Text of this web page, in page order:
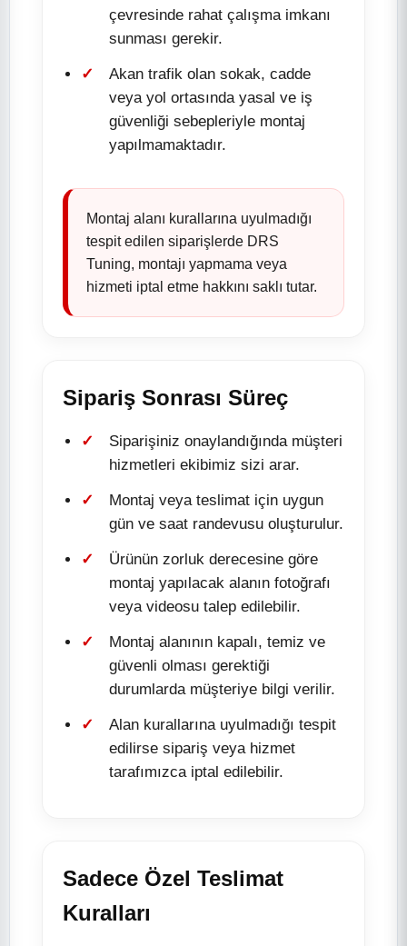
çevresinde rahat çalışma imkanı
sunması gerekir.
Akan trafik olan sokak, cadde
veya yol ortasında yasal ve iş
güvenliği sebepleriyle montaj
yapılmamaktadır.
Montaj alanı kurallarına uyulmadığı
tespit edilen siparişlerde DRS
Tuning, montajı yapmama veya
hizmeti iptal etme hakkını saklı tutar.
Sipariş Sonrası Süreç
Siparişiniz onaylandığında müşteri
hizmetleri ekibimiz sizi arar.
Montaj veya teslimat için uygun
gün ve saat randevusu oluşturulur.
Ürünün zorluk derecesine göre
montaj yapılacak alanın fotoğrafı
veya videosu talep edilebilir.
Montaj alanının kapalı, temiz ve
güvenli olması gerektiği
durumlarda müşteriye bilgi verilir.
Alan kurallarına uyulmadığı tespit
edilirse sipariş veya hizmet
tarafımızca iptal edilebilir.
Sadece Özel Teslimat
Kuralları